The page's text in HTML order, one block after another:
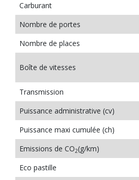
Carburant
Nombre de portes
Nombre de places
Boîte de vitesses
Transmission
Puissance administrative (cv)
Puissance maxi cumulée (ch)
Emissions de CO2(g/km)
Eco pastille